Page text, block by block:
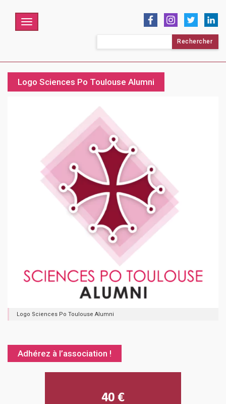
Menu
Logo Sciences Po Toulouse Alumni
Logo Sciences Po Toulouse Alumni
Adhérez à l’association !